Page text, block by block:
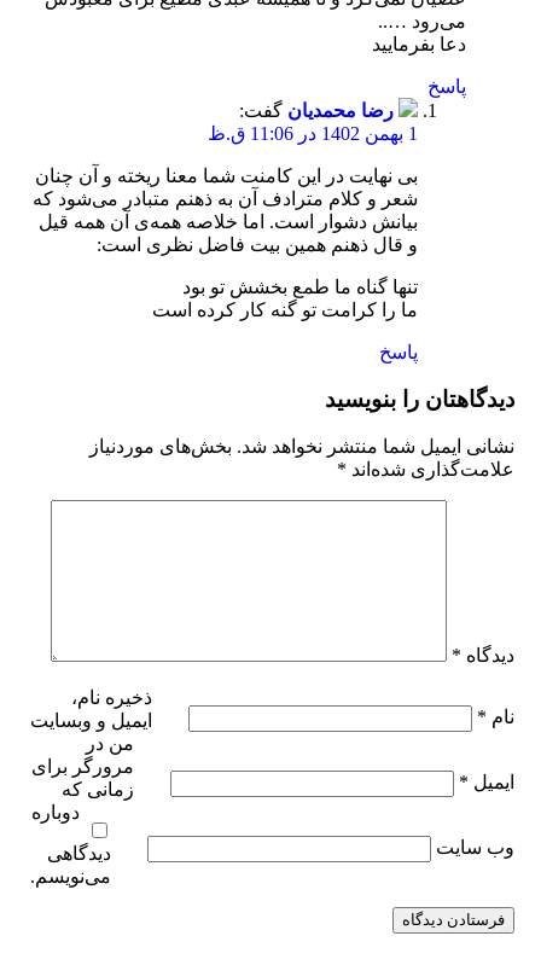
می‌رود …..
دعا بفرمایید
پاسخ
رضا محمدیان گفت:
بی نهایت در این کامنت شما معنا ریخته و آن چنان
شعر و کلام مترادف آن به ذهنم متبادر می‌شود که
بیانش دشوار است. اما خلاصه همه‌ی آن همه قیل
و قال ذهنم همین بیت فاضل نظری است:
تنها گناه ما طمع بخشش تو بود
ما را کرامت تو گنه کار کرده است
پاسخ
دیدگاهتان را بنویسید
نشانی ایمیل شما منتشر نخواهد شد. بخش‌های موردنیاز
علامت‌گذاری شده‌اند*
دیدگاه*
نام*
ایمیل *
وب‌ سایت
ذخیره نام،
ایمیل و وبسایت
من در
مرورگر برای
زمانی که
دوباره
دیدگاهی
می‌نویسم.